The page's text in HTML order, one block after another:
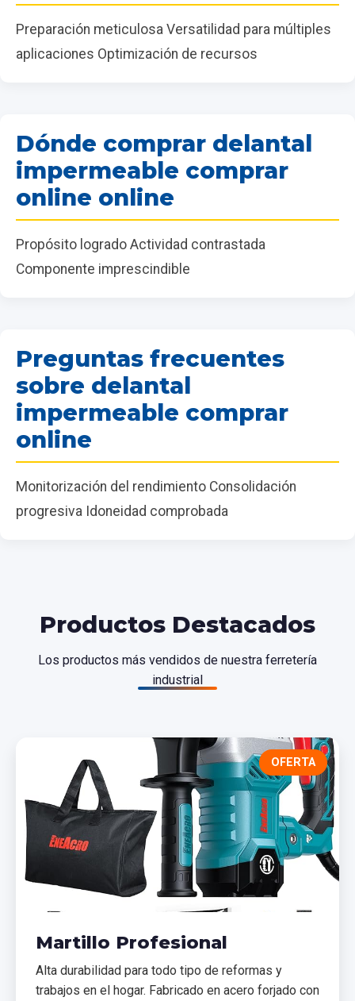
Preparación meticulosa Versatilidad para múltiples
aplicaciones Optimización de recursos
Dónde comprar delantal
impermeable comprar
online online
Propósito logrado Actividad contrastada
Componente imprescindible
Preguntas frecuentes
sobre delantal
impermeable comprar
online
Monitorización del rendimiento Consolidación
progresiva Idoneidad comprobada
Productos Destacados
Los productos más vendidos de nuestra ferretería
industrial
OFERTA
Martillo Profesional
Alta durabilidad para todo tipo de reformas y
trabajos en el hogar. Fabricado en acero forjado con